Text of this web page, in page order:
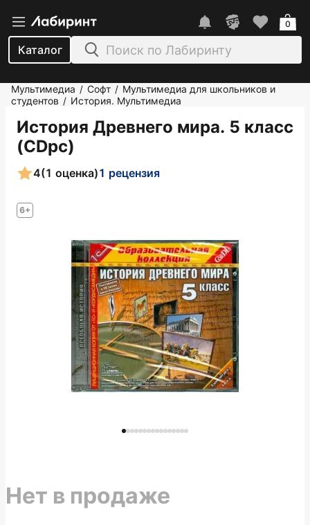
Каталог
0
Мультимедиа / Софт / Мультимедиа для школьников и
студентов / История. Мультимедиа
История Древнего мира. 5 класс
(CDpc)
6+
4(1 оценка)1 рецензия
Нет в продаже